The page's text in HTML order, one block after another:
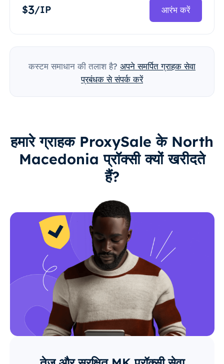
$3/IP आरंभ करें
कस्टम समाधान की तलाश है? अपने समर्पित ग्राहक सेवा
प्रबंधक से संपर्क करें
हमारे ग्राहक ProxySale के North
Macedonia प्रॉक्सी क्यों खरीदते
हैं?